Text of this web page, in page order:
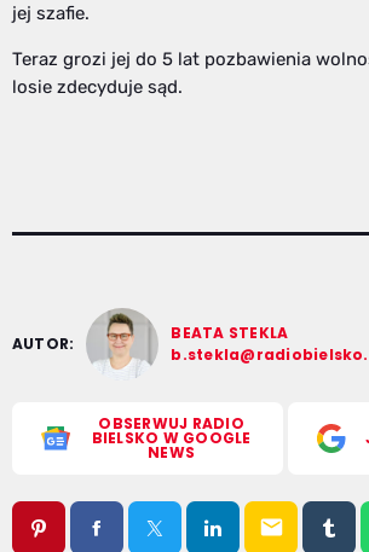
jej szafie.
Teraz grozi jej do 5 lat pozbawienia
losie zdecyduje sąd.
AUTOR:
BEATA STEKLA
OBSERWUJ RADIO
BIELSKO W GOOGLE
NEWS
email